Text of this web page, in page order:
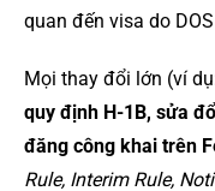
quan đến visa do
Mọi thay đổi lớn (ví
quy định H-1B, sửa
đăng công khai trên
Rule, Interim Rule,